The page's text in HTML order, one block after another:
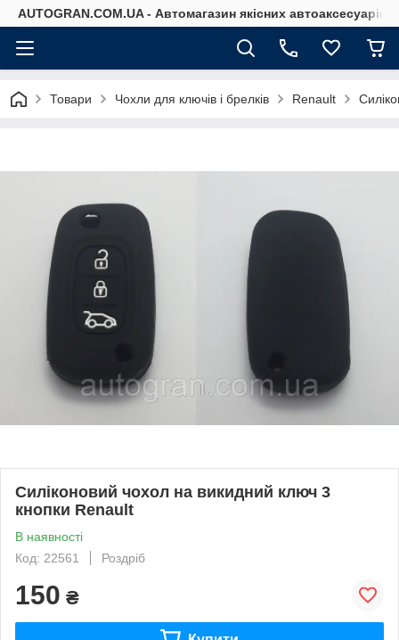
AUTOGRAN.COM.UA - Автомагазин якісних автоаксесуарів
Товари Чохли для ключів і брелків Renault
Силіконовий чохол на викидний ключ 3
кнопки Renault
В наявності
Код: 22561
Роздріб
150 ₴